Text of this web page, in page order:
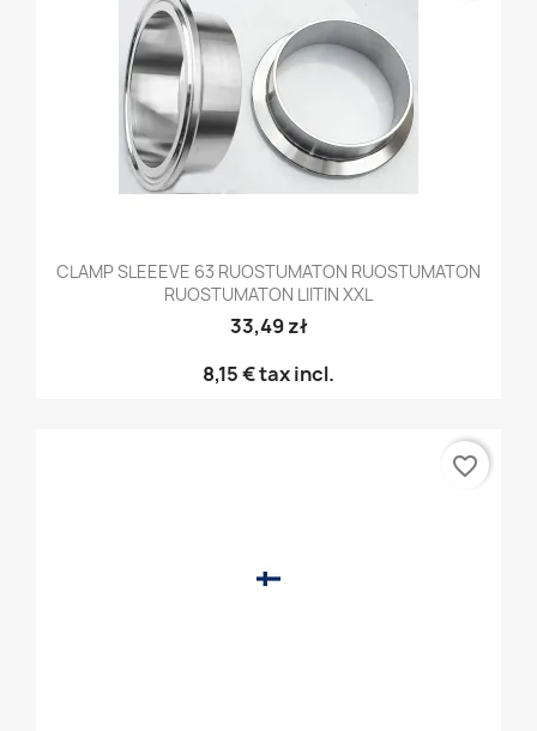
CLAMP SLEEEVE 63 RUOSTUMATON RUOSTUMATON
RUOSTUMATON LIITIN XXL
33,49 zł
8,15 €tax incl.
favorite_border